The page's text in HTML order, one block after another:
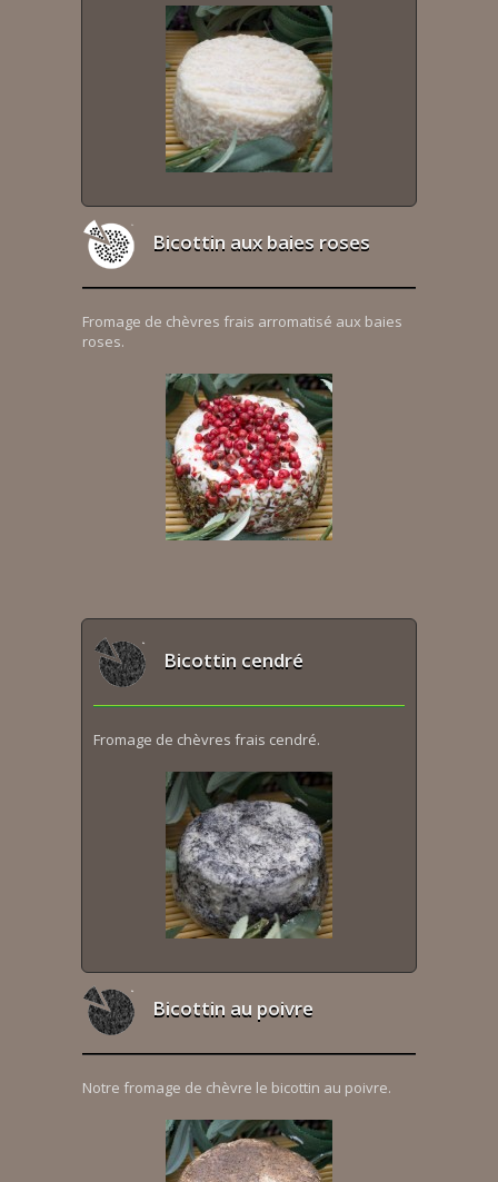
Bicottin aux baies roses
Fromage de chèvres frais arromatisé aux baies
roses.
Bicottin cendré
Fromage de chèvres frais cendré.
Bicottin au poivre
Notre fromage de chèvre le bicottin au poivre.